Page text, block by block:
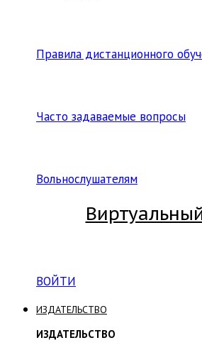
Правила дистанционного
Часто задаваемые вопросы
Вольнослушателям
ВОЙТИ
ИЗДАТЕЛЬСТВО
ИЗДАТЕЛЬСТВО